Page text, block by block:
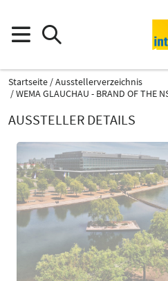
Startseite
Ausstellerverzeichnis
WEMA GLAUCHAU - BRAND OF THE
AUSSTELLER DETAILS